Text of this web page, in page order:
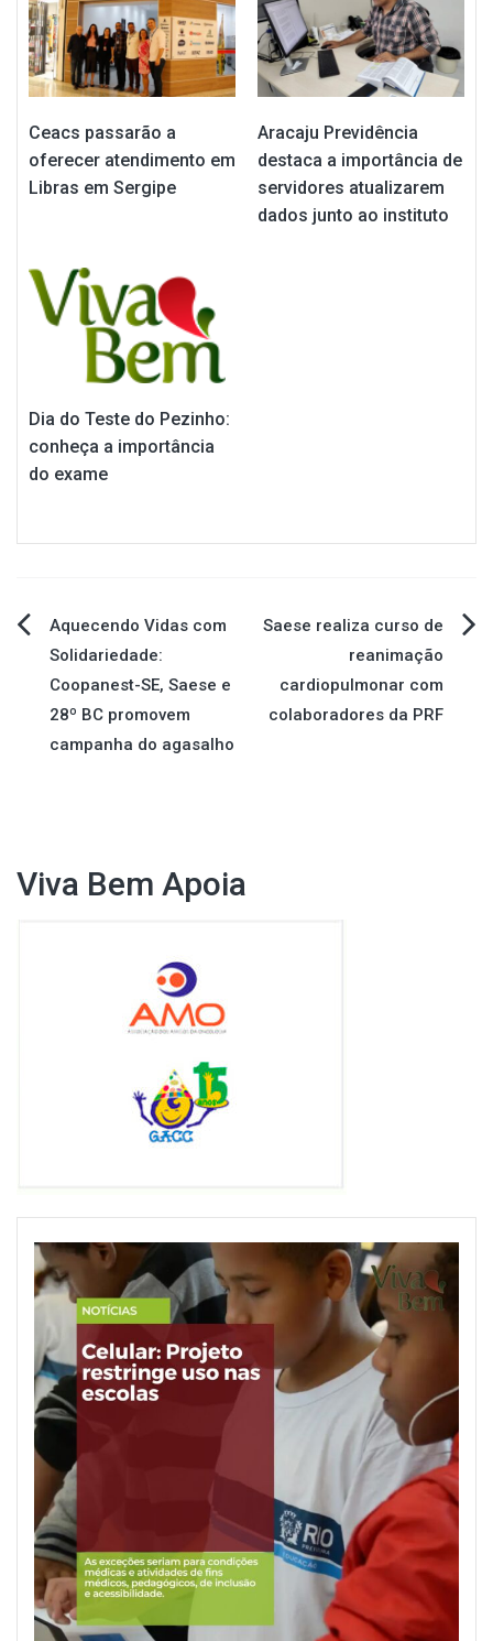
Ceacs passarão a
oferecer atendimento em
Libras em Sergipe
Aracaju Previdência
destaca a importância de
servidores atualizarem
dados junto ao instituto
Dia do Teste do Pezinho:
conheça a importância
do exame
Navegação
de
Post
Aquecendo Vidas com
Solidariedade:
Coopanest-SE, Saese e
28º BC promovem
campanha do agasalho
Saese realiza curso de
reanimação
cardiopulmonar com
colaboradores da PRF
Viva Bem Apoia